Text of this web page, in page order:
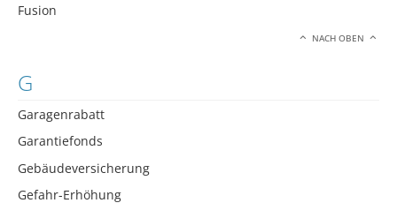
Fusion
NACH OBEN
G
Garagenrabatt
Garantiefonds
Gebäudeversicherung
Gefahr-Erhöhung